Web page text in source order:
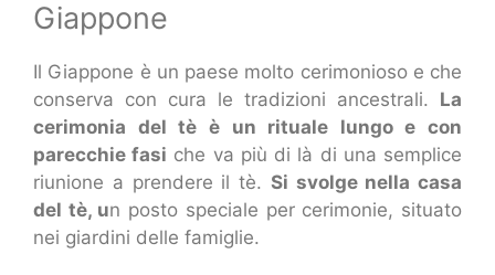
Giappone
Il Giappone è un paese molto cerimonioso e che
conserva con cura le tradizioni ancestrali. La
cerimonia del tè è un rituale lungo e con
parecchie fasi che va più di là di una semplice
riunione a prendere il tè. Si svolge nella casa
del tè, un posto speciale per cerimonie, situato
nei giardini delle famiglie.